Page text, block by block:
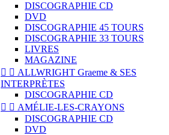
DISCOGRAPHIE CD
DVD
DISCOGRAPHIE 45 TOURS
DISCOGRAPHIE 33 TOURS
LIVRES
MAGAZINE
  ALLWRIGHT Graeme & SES
INTERPRÈTES
DISCOGRAPHIE CD
  AMÉLIE-LES-CRAYONS
DISCOGRAPHIE CD
DVD